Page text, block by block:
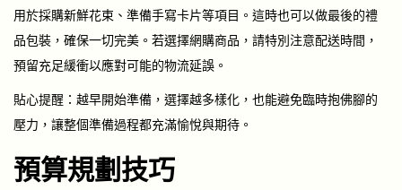
用於採購新鮮花束、準備手寫卡片等項目。這時也可以做最後的禮
品包裝，確保一切完美。若選擇網購商品，請特別注意配送時間，
預留充足緩衝以應對可能的物流延誤。
貼心提醒：越早開始準備，選擇越多樣化，也能避免臨時抱佛腳的
壓力，讓整個準備過程都充滿愉悅與期待。
預算規劃技巧